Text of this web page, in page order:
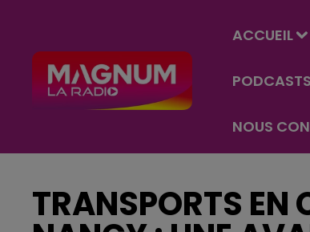
ACCUEIL
PODCASTS
NOUS
TRANSPORTS